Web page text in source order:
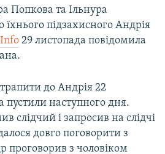
Попкова та Ільнура
підзахисного Андрія
29 листопада повідомила
до Андрія 22
пустили наступного дня.
слідчий і запросив на слідчі
довго поговорити з
проговорив з чоловіком